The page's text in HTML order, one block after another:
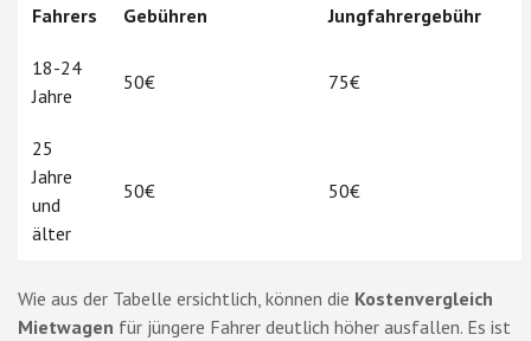
Fahrers
Gebühren
Jungfahrergebühr
18-24
Jahre
50€ 75€
25
Jahre
und
älter
50€ 50€
Wie aus der Tabelle ersichtlich, können die Kostenvergleich
Mietwagen für jüngere Fahrer deutlich höher ausfallen. Es ist